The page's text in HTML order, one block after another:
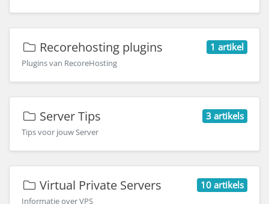
Recorehosting plugins 1 artikel
Plugins van RecoreHosting
Server Tips 3 artikels
Tips voor jouw Server
Virtual Private Servers 10 artikels
Informatie over VPS